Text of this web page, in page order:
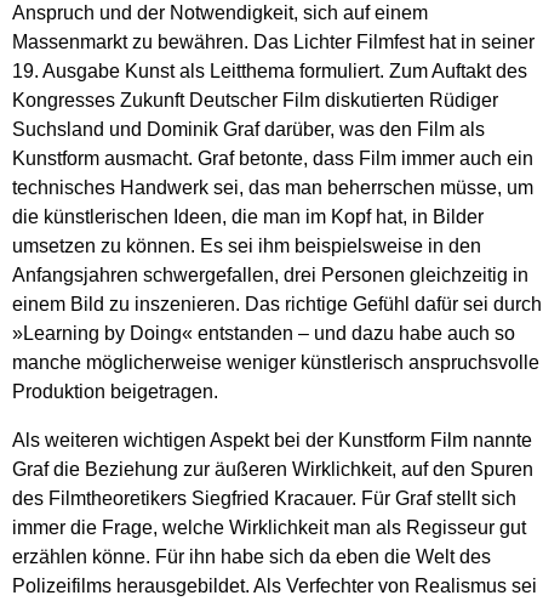
Anspruch und der Notwendigkeit, sich auf einem
Massenmarkt zu bewähren. Das Lichter Filmfest hat in seiner
19. Ausgabe Kunst als Leitthema formuliert. Zum Auftakt des
Kongresses Zukunft Deutscher Film diskutierten Rüdiger
Suchsland und Dominik Graf darüber, was den Film als
Kunstform ausmacht. Graf betonte, dass Film immer auch ein
technisches Handwerk sei, das man beherrschen müsse, um
die künstlerischen Ideen, die man im Kopf hat, in Bilder
umsetzen zu können. Es sei ihm beispielsweise in den
Anfangsjahren schwergefallen, drei Personen gleichzeitig in
einem Bild zu inszenieren. Das richtige Gefühl dafür sei durch
»Learning by Doing« entstanden – und dazu habe auch so
manche möglicherweise weniger künstlerisch anspruchsvolle
Produktion beigetragen.
Als weiteren wichtigen Aspekt bei der Kunstform Film nannte
Graf die Beziehung zur äußeren Wirklichkeit, auf den Spuren
des Filmtheoretikers Siegfried Kracauer. Für Graf stellt sich
immer die Frage, welche Wirklichkeit man als Regisseur gut
erzählen könne. Für ihn habe sich da eben die Welt des
Polizeifilms herausgebildet. Als Verfechter von Realismus sei